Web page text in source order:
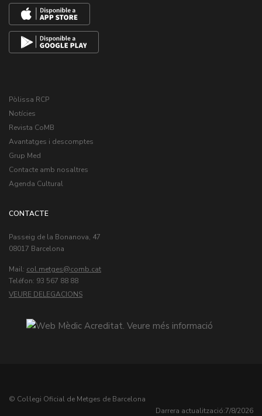
Pòlissa RCP
Notícies
Revista CoMB
Avantatges i descomptes
Grup Med
Contacte amb nosaltres
Agenda Cultural
CONTACTE
Passeig de la Bonanova, 47
08017 Barcelona
Mail: col.metges
Teléfon: 93 567 88 88
VEURE DELEGACIONS
© Col·legi Oficial de Metges de Barcelona
Darrera actualització:7/8/2026